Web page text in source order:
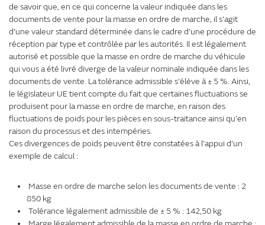
de savoir que, en ce qui concerne la valeur indiquée dans les
documents de vente pour la masse en ordre de marche, il s’agit
d’une valeur standard déterminée dans le cadre d’une procédure de
réception par type et contrôlée par les autorités. Il est légalement
autorisé et possible que la masse en ordre de marche du véhicule
qui vous a été livré diverge de la valeur nominale indiquée dans les
documents de vente. La tolérance admissible s’élève à ± 5 %. Ainsi,
le législateur UE tient compte du fait que certaines fluctuations se
produisent pour la masse en ordre de marche, en raison des
fluctuations de poids pour les pièces en sous-traitance ainsi qu’en
raison du processus et des intempéries.
Ces divergences de poids peuvent être constatées à l’appui d’un
exemple de calcul :
Masse en ordre de marche selon les documents de vente : 2
850 kg
Tolérance légalement admissible de ± 5 % : 142,50 kg